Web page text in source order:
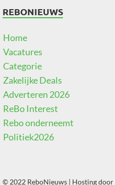
REBONIEUWS
Home
Vacatures
Categorie
Zakelijke Deals
Adverteren 2026
ReBo Interest
Rebo onderneemt
Politiek2026
© 2022 ReboNieuws | Hosting door